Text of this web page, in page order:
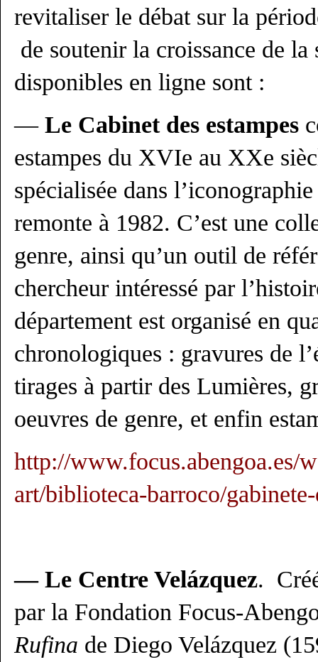
revitaliser le débat sur ​​la
de soutenir la croissance de
disponibles en ligne sont :
— Le Cabinet des estampes
estampes du XVIe au XXe
spécialisée dans
remonte à 1982. C’est une
genre, ainsi qu’un outil de
chercheur intéressé par
département est organisé en
chronologiques : gravures de
tirages à partir des Lumières,
oeuvres de genre, et enfin
http://www.focus.abengoa.es/
art/biblioteca-barroco/
— Le Centre Velázquez.
par la Fondation Focus-
Rufina de Diego Velázquez